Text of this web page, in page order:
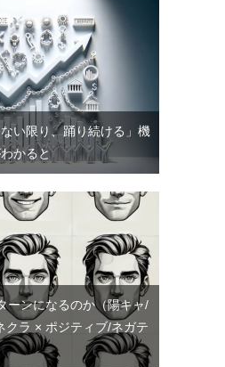
ない限り、踊り続ける」機
かると
ーンになるのか（陽キャ/
クラ × ポジティブ/ネガテ